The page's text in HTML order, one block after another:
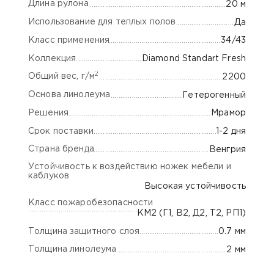
Длина рулона 20 м
Использование для теплых полов Да
Класс применения 34/43
Коллекция Diamond Standart Fresh
Общий вес, г/м 2 2200
Основа линолеума Гетерогенный
Решения Мрамор
Срок поставки 1-2 дня
Страна бренда Венгрия
Устойчивость к воздействию ножек мебели и
каблуков
Высокая устойчивость
Класс пожаробезопасности
КМ2 (Г1, В2, Д2, Т2, РП1)
Толщина защитного слоя 0.7 мм
Толщина линолеума 2 мм